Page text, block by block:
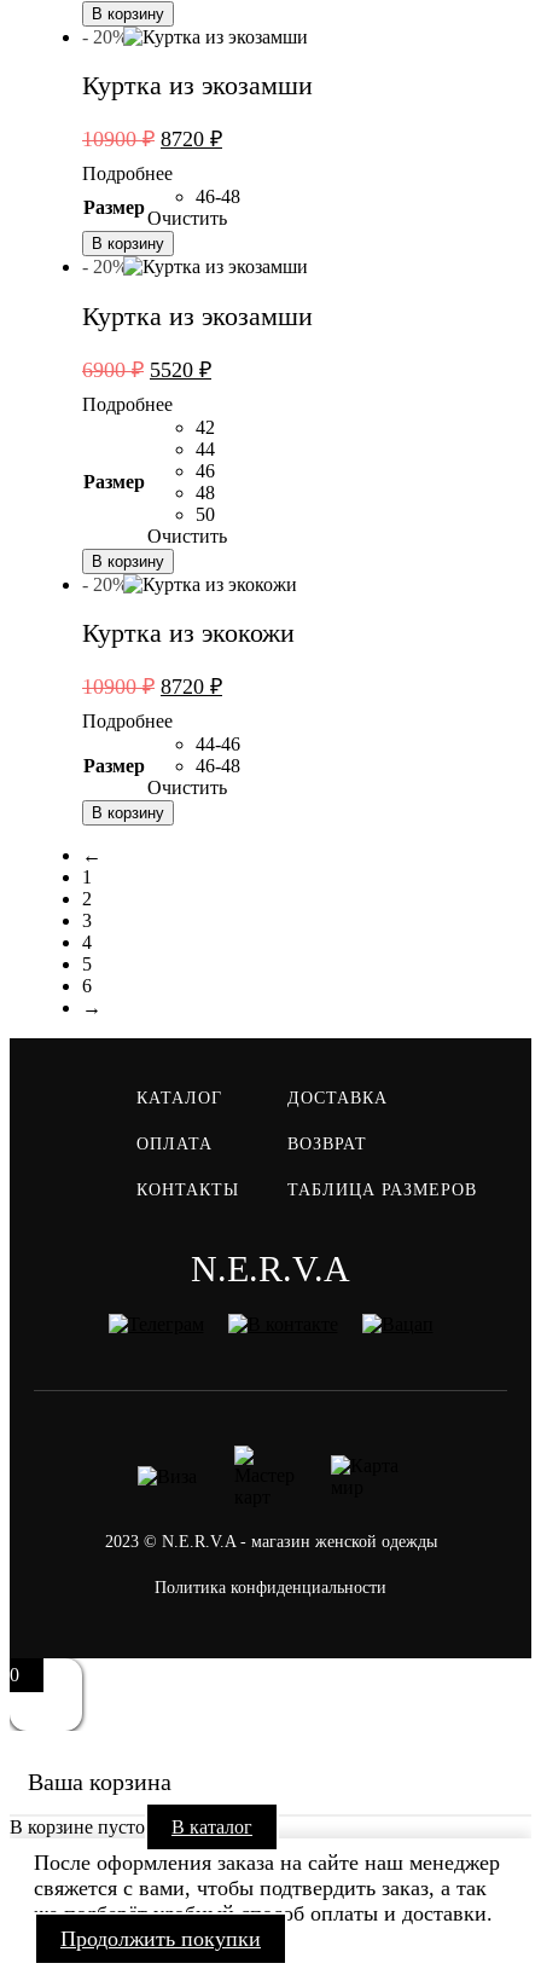
В корзину
- 20%
Куртка из экозамши
10900₽ Первоначальная
составляла
10900 ₽.
8720 ₽Текущая
8720 ₽.
Подробнее
Размер
46-48
Очистить
В корзину
- 20%
Куртка из экозамши
6900₽ Первоначальная
составляла
6900 ₽.
5520 ₽Текущая
5520 ₽.
Подробнее
Размер
42
44
46
48
50
Очистить
В корзину
- 20%
Куртка из экокожи
10900₽ Первоначальная
составляла
10900 ₽.
8720 ₽Текущая
8720 ₽.
Подробнее
Размер
44-46
46-48
Очистить
В корзину
←
1
2
3
4
5
6
→
N.E.R.V.A
КАТАЛОГ ДОСТАВКА
ОПЛАТА ВОЗВРАТ
КОНТАКТЫ ТАБЛИЦА РАЗМЕРОВ
2023 © N.E.R.V.A - магазин женской одежды
Политика конфиденциальности
0
Ваша корзина
В корзине пусто В каталог
После оформления заказа на сайте наш менеджер
свяжется с вами, чтобы подтвердить заказ, а так
же подберёт удобный способ оплаты и доставки.
Продолжить покупки